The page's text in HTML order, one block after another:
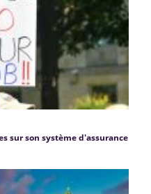
sur son système d'assurance